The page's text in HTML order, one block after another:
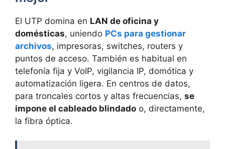
El UTP domina en LAN de oficina y
domésticas, uniendo PCs para gestionar
archivos, impresoras, switches, routers y
puntos de acceso. También es habitual en
telefonía fija y VoIP, vigilancia IP, domótica y
automatización ligera. En centros de datos,
para troncales cortos y altas frecuencias, se
impone el cableado blindado o, directamente,
la fibra óptica.